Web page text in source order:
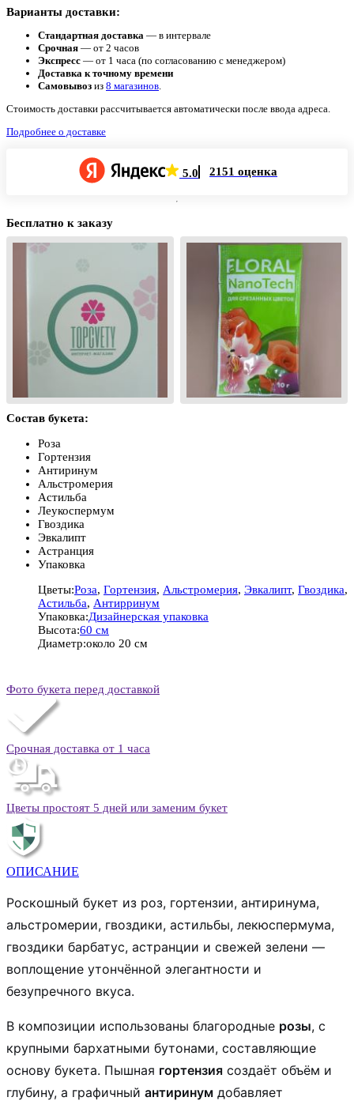
Варианты доставки:
Стандартная доставка — в интервале
Срочная — от 2 часов
Экспресс — от 1 часа (по согласованию с менеджером)
Доставка к точному времени
Самовывоз из 8 магазинов
Стоимость доставки рассчитывается автоматически после ввода адреса.
Подробнее о доставке
5.0 2151 оценка
Бесплатно к заказу
Состав букета:
Роза
Гортензия
Антиринум
Альстромерия
Астильба
Леукоспермум
Гвоздика
Эвкалипт
Астранция
Упаковка
Цветы:Роза, Гортензия, Альстромерия, Эвкалипт, Гвоздика,
Астильба, Антирринум
Упаковка:Дизайнерская упаковка
Высота:60 см
Диаметр:около 20 см
Фото букета перед доставкой
Срочная доставка от 1 часа
Цветы простоят 5 дней или заменим букет
ОПИСАНИЕ
Роскошный букет из роз, гортензии, антиринума,
альстромерии, гвоздики, астильбы, лекюспермума,
гвоздики барбатус, астранции и свежей зелени —
воплощение утончённой элегантности и
безупречного вкуса.
В композиции использованы благородные розы, с
крупными бархатными бутонами, составляющие
основу букета. Пышная гортензия создаёт объём и
глубину, а графичный антиринум добавляет